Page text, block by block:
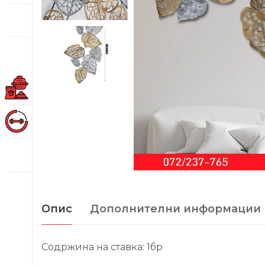
Опис Дополнителни информации
Содржина на ставка: 1бр